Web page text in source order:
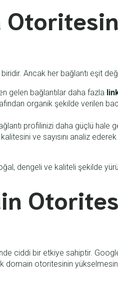
Ancak her bağlantı eşit
gelen bağlantılar daha fazla
organik şekilde verilen
profilinizi daha güçlü hale
ve sayısını analiz
dengeli ve kaliteli şekilde
ciddi bir etkiye sahiptir.
domain otoritesinin